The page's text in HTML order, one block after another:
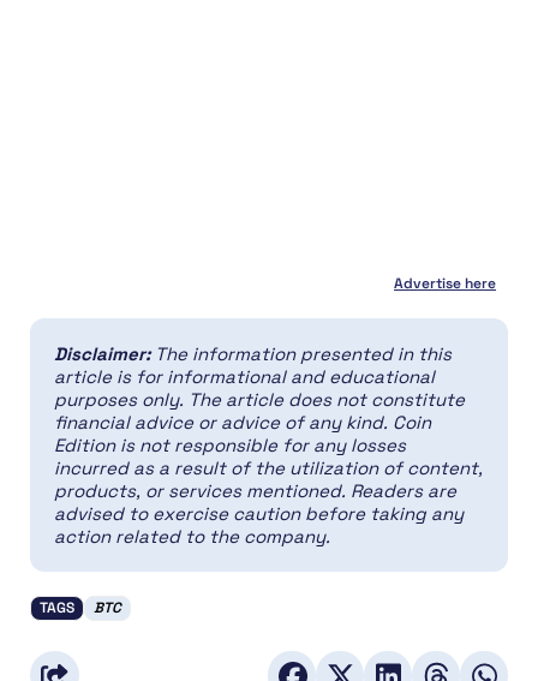
Advertise here
Disclaimer: The information presented in this
article is for informational and educational
purposes only. The article does not constitute
financial advice or advice of any kind. Coin
Edition is not responsible for any losses
incurred as a result of the utilization of content,
products, or services mentioned. Readers are
advised to exercise caution before taking any
action related to the company.
TAGS BTC